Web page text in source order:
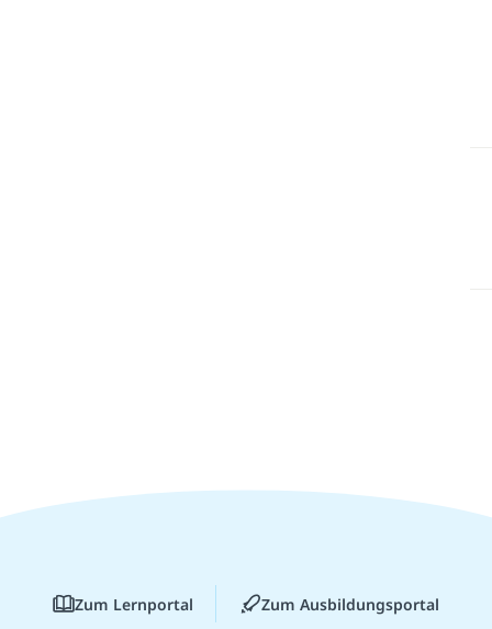
Zum Lernportal Zum Ausbildungsportal